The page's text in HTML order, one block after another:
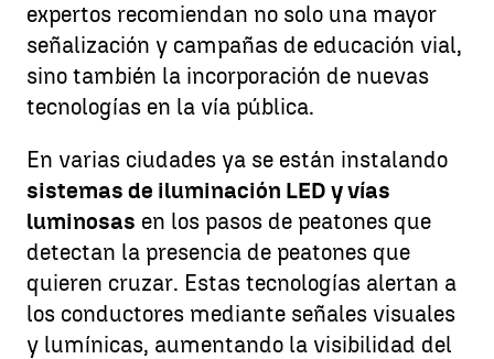
expertos recomiendan no solo una mayor
señalización y campañas de educación vial,
sino también la incorporación de nuevas
tecnologías en la vía pública.
En varias ciudades ya se están instalando
sistemas de iluminación LED y vías
luminosas en los pasos de peatones que
detectan la presencia de peatones que
quieren cruzar. Estas tecnologías alertan a
los conductores mediante señales visuales
y lumínicas, aumentando la visibilidad del